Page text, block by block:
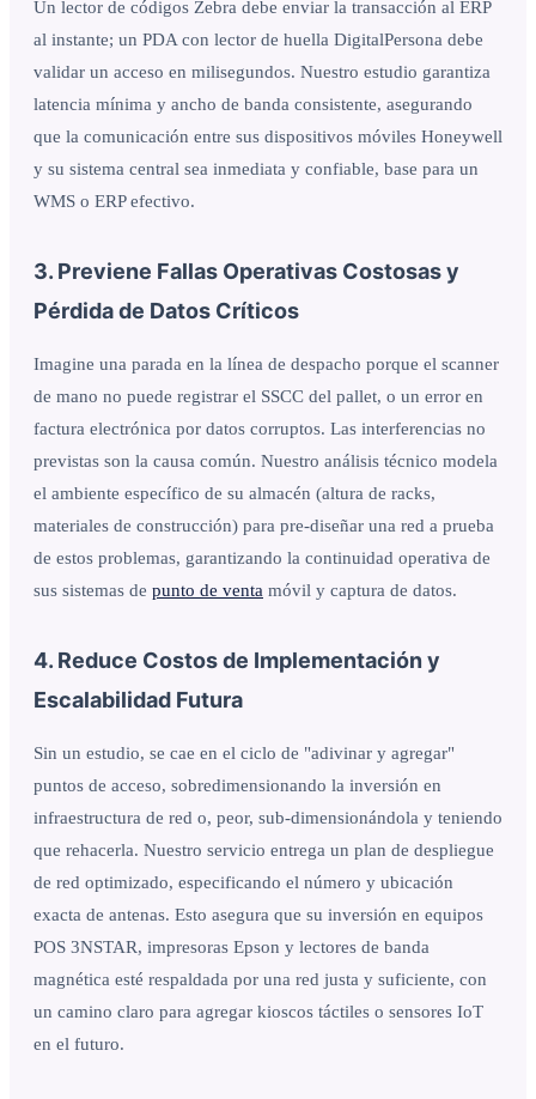
Un lector de códigos Zebra debe enviar la transacción al ERP
al instante; un PDA con lector de huella DigitalPersona debe
validar un acceso en milisegundos. Nuestro estudio garantiza
latencia mínima y ancho de banda consistente, asegurando
que la comunicación entre sus dispositivos móviles Honeywell
y su sistema central sea inmediata y confiable, base para un
WMS o ERP efectivo.
3. Previene Fallas Operativas Costosas y
Pérdida de Datos Críticos
Imagine una parada en la línea de despacho porque el scanner
de mano no puede registrar el SSCC del pallet, o un error en
factura electrónica por datos corruptos. Las interferencias no
previstas son la causa común. Nuestro análisis técnico modela
el ambiente específico de su almacén (altura de racks,
materiales de construcción) para pre-diseñar una red a prueba
de estos problemas, garantizando la continuidad operativa de
sus sistemas de punto de venta móvil y captura de datos.
4. Reduce Costos de Implementación y
Escalabilidad Futura
Sin un estudio, se cae en el ciclo de "adivinar y agregar"
puntos de acceso, sobredimensionando la inversión en
infraestructura de red o, peor, sub-dimensionándola y teniendo
que rehacerla. Nuestro servicio entrega un plan de despliegue
de red optimizado, especificando el número y ubicación
exacta de antenas. Esto asegura que su inversión en equipos
POS 3NSTAR, impresoras Epson y lectores de banda
magnética esté respaldada por una red justa y suficiente, con
un camino claro para agregar kioscos táctiles o sensores IoT
en el futuro.